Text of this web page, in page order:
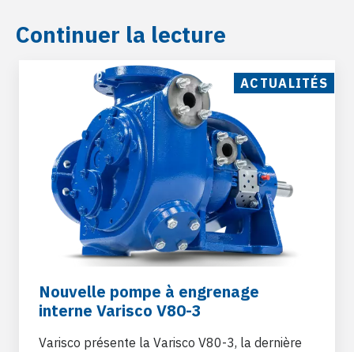
Continuer la lecture
ACTUALITÉS
Nouvelle pompe à engrenage
interne Varisco V80-3
Varisco présente la Varisco V80-3, la dernière